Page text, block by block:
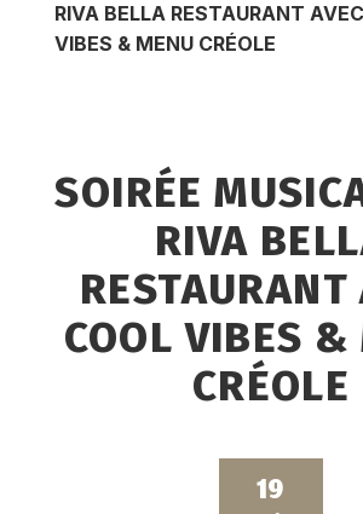
RIVA BELLA RESTAURANT
VIBES & MENU CRÉOLE
SOIRÉE
RIVA
RESTAURANT
COOL VIBES &
CRÉOLE
19